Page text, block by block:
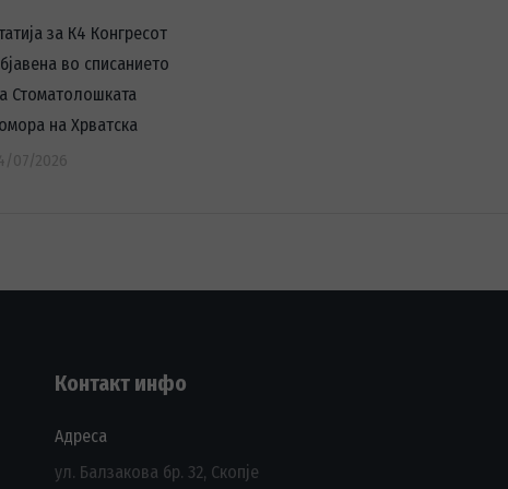
за К4 Конгресот
во списанието
Стоматолошката
на Хрватска
07/2026
Контакт инфо
Адреса
ул. Балзакова бр. 32, Скопје